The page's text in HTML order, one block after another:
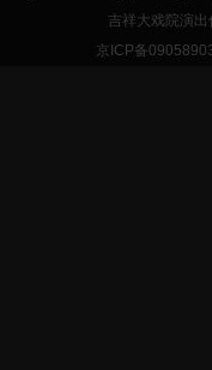
吉祥大戏院演
京ICP备